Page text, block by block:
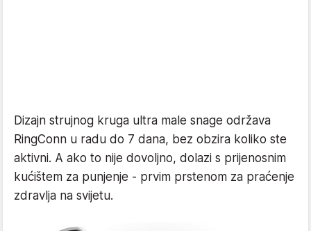
Dizajn strujnog kruga ultra male snage održava
RingConn u radu do 7 dana, bez obzira koliko ste
aktivni. A ako to nije dovoljno, dolazi s prijenosnim
kućištem za punjenje - prvim prstenom za praćenje
zdravlja na svijetu.